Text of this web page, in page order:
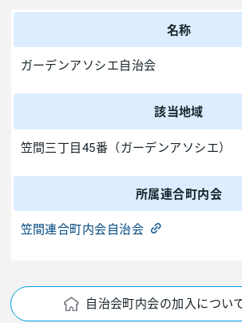
名称
ガーデンアソシエ自治会
該当地域
笠間三丁目45番（ガーデンアソシエ）
所属連合町内会
笠間連合町内会自治会
自治会町内会の加入につい